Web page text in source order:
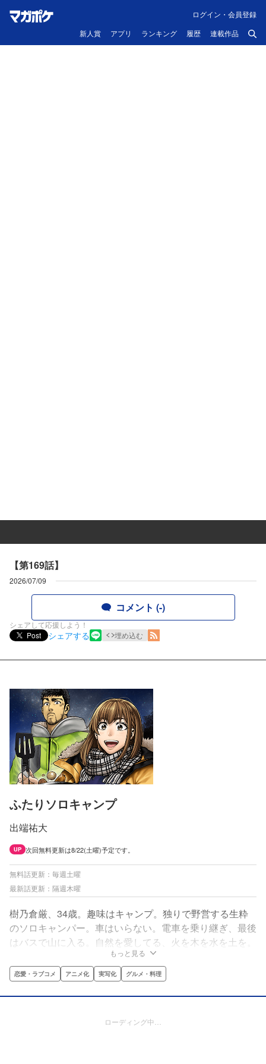
新人賞 アプリ ランキング 履歴 連載作品
ログイン・会員登録
【第169話】
2026/07/09
コメント (-)
シェアして応援しよう！
Post
シェアする 埋め込む
ふたりソロキャンプ
出端祐大
UP 次回無料更新は8/22(土曜)予定です。
無料話更新：毎週土曜
最新話更新：隔週木曜
樹乃倉厳、34歳。趣味はキャンプ。独りで野営する生粋
のソロキャンパー。車はいらない。電車を乗り継ぎ、最後
はバスで山に入る。自然を愛してる、火を木を水を土を。
それと同等に孤独な自分の生き方を愛している―――。…
な俺が！ひょんなことから草野雫という小娘に出会い、ふ
たりでソロキャンプをするはめに!?累計２００万部超！読
むとキャンプに行きたくなる、NEOキャンプバイブル!!
もっと見る
恋愛・ラブコメ アニメ化 実写化 グルメ・料理
ローディング中…